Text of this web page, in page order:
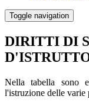
Toggle navigation
DIRITTI DI
Nella tabella sono
l'istruzione delle varie